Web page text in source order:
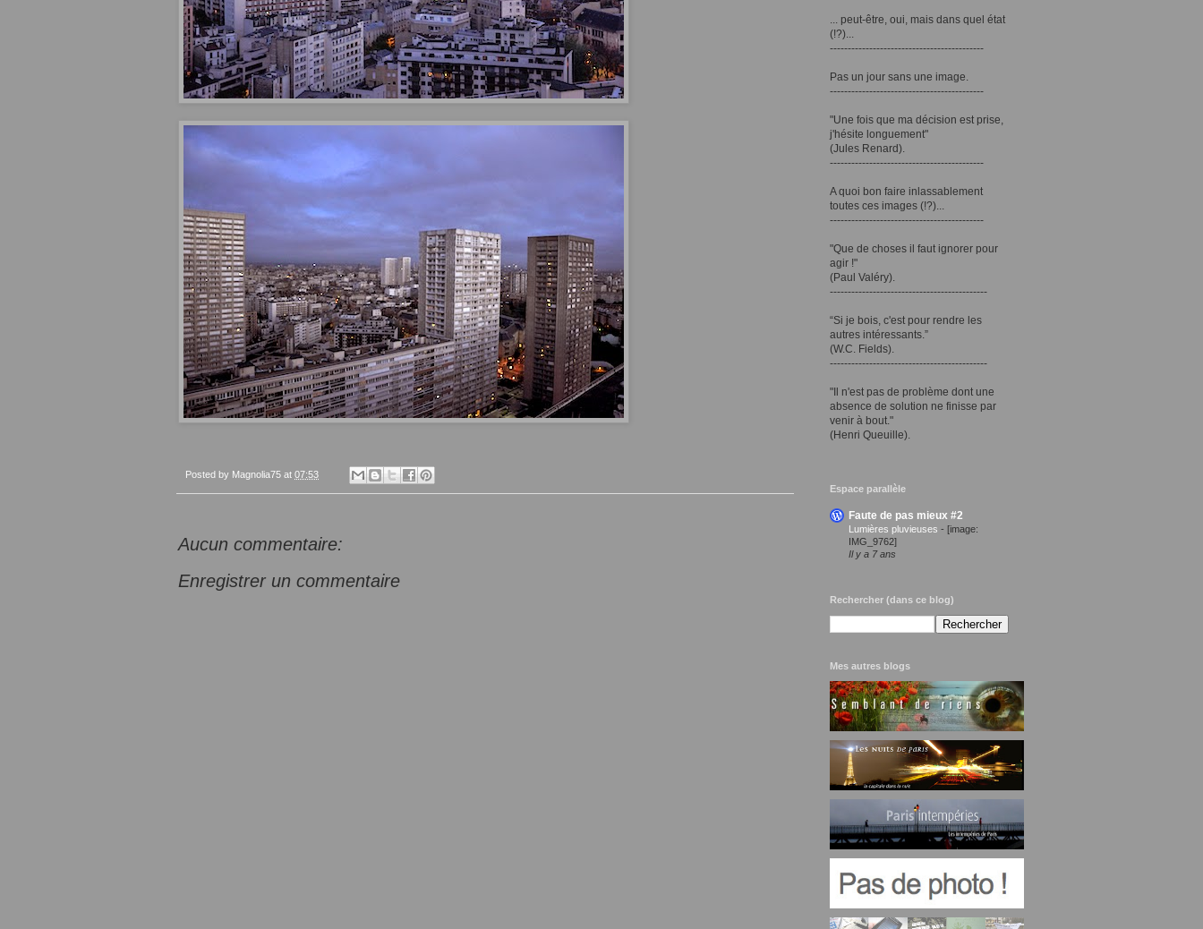
Posted by Magnolia75 at 07:53
Aucun commentaire:
Enregistrer un commentaire
... peut-être, oui, mais dans quel état
(!?)...
-------------------------------------------
Pas un jour sans une image.
-------------------------------------------
"Une fois que ma décision est prise,
j'hésite longuement"
(Jules Renard).
-------------------------------------------
A quoi bon faire inlassablement
toutes ces images (!?)...
-------------------------------------------
"Que de choses il faut ignorer pour
agir !"
(Paul Valéry).
--------------------------------------------
“Si je bois, c'est pour rendre les
autres intéressants.”
(W.C. Fields).
--------------------------------------------
"Il n'est pas de problème dont une
absence de solution ne finisse par
venir à bout."
(Henri Queuille).
Espace parallèle
Faute de pas mieux #2
Lumières pluvieuses - [image:
IMG_9762]
Il y a 7 ans
Rechercher (dans ce blog)
Mes autres blogs